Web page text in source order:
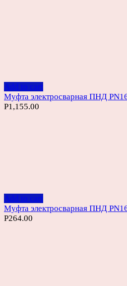
Add to cart
Муфта электросварная ПНД
Р1,155.00
Add to cart
Муфта электросварная ПНД
Р264.00